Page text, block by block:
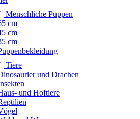
Menschliche Puppen
cm
cm
cm
Tiere
und Drachen
und Hoftiere